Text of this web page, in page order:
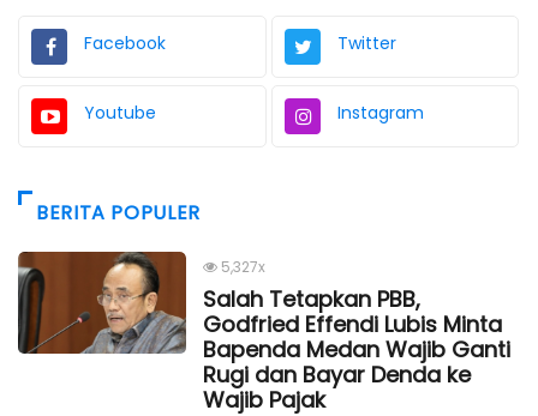
Facebook Twitter
Youtube Instagram
BERITA POPULER
5,327x
Salah Tetapkan PBB,
Godfried Effendi Lubis Minta
Bapenda Medan Wajib Ganti
Rugi dan Bayar Denda ke
Wajib Pajak